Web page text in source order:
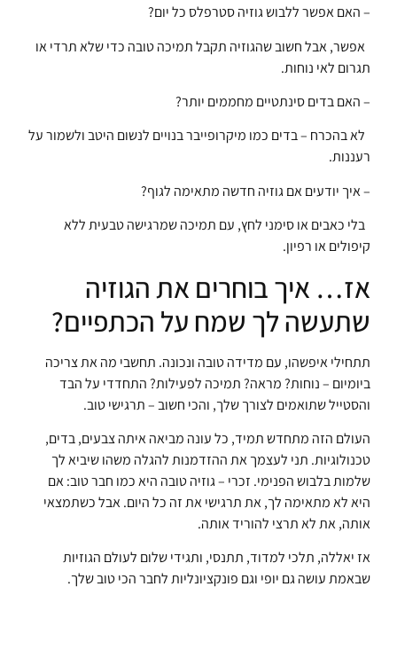
– האם אפשר ללבוש גוזיה סטרפלס כל יום?
אפשר, אבל חשוב שהגוזיה תקבל תמיכה טובה כדי שלא תרדי או
תגרום לאי נוחות.
– האם בדים סינתטיים מחממים יותר?
לא בהכרח – בדים כמו מיקרופייבר בנויים לנשום היטב ולשמור על
רעננות.
– איך יודעים אם גוזיה חדשה מתאימה לגוף?
בלי כאבים או סימני לחץ, עם תמיכה שמרגישה טבעית ללא
קיפולים או רפיון.
אז… איך בוחרים את הגוזיה
שתעשה לך שמח על הכתפיים?
תתחילי איפשהו, עם מדידה טובה ונכונה. תחשבי מה את צריכה
ביומיום – נוחות? מראה? תמיכה לפעילות? התחדדי על הבד
והסטייל שתואמים לצורך שלך, והכי חשוב – תרגישי טוב.
העולם הזה מתחדש תמיד, כל עונה מביאה איתה צבעים, בדים,
טכנולוגיות. תני לעצמך את ההזדמנות להגלה משהו שיביא לך
שלמות בלבוש הפנימי. זכרי – גוזיה טובה היא כמו חבר טוב: אם
היא לא מתאימה לך, את תרגישי את זה כל היום. אבל כשתמצאי
אותה, את לא תרצי להוריד אותה.
אז יאללה, תלכי למדוד, תתנסי, ותגידי שלום לעולם הגוזיות
שבאמת עושה גם יופי וגם פונקציונליות לחבר הכי טוב שלך.